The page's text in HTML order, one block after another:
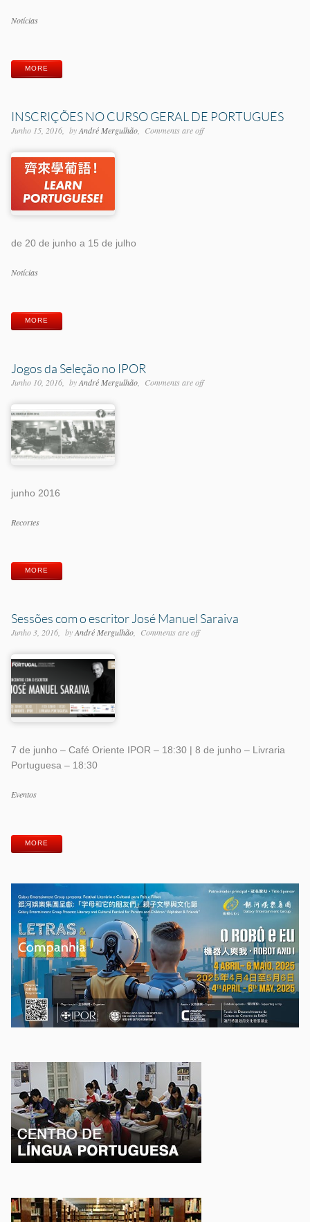
Categorias
Notícias
MORE
INSCRIÇÕES NO CURSO GERAL DE PORTUGUÊS
Junho 15, 2016 byAndré Mergulhão Comments are off
de 20 de junho a 15 de julho
Categorias
Notícias
MORE
Jogos da Seleção no IPOR
Junho 10, 2016 byAndré Mergulhão Comments are off
junho 2016
Categorias
Recortes
MORE
Sessões com o escritor José Manuel Saraiva
Junho 3, 2016 byAndré Mergulhão Comments are off
7 de junho – Café Oriente IPOR – 18:30 | 8 de junho – Livraria
Portuguesa – 18:30
Categorias
Eventos
MORE